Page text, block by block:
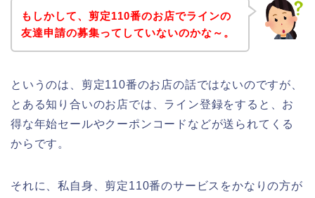
もしかして、剪定110番のお店でラインの
友達申請の募集ってしていないのかな～。
というのは、剪定110番のお店の話ではないのですが、
とある知り合いのお店では、ライン登録をすると、お
得な年始セールやクーポンコードなどが送られてくる
からです。
それに、私自身、剪定110番のサービスをかなりの方が